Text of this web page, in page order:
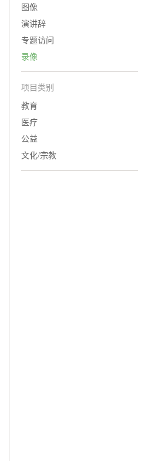
图像
演讲辞
专题访问
录像
项目类别
教育
医疗
公益
文化/宗教